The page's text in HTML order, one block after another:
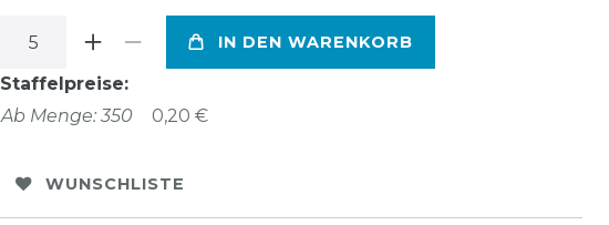
IN DEN WARENKORB
Staffelpreise:
Ab Menge: 350
0,20 €
WUNSCHLISTE